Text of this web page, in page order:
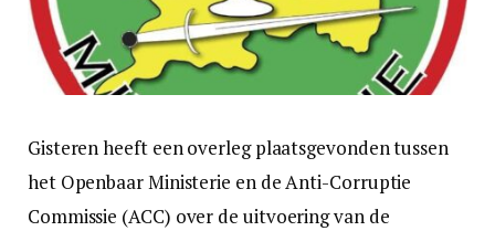
Gisteren heeft een overleg plaatsgevonden tussen
het Openbaar Ministerie en de Anti-Corruptie
Commissie (ACC) over de uitvoering van de